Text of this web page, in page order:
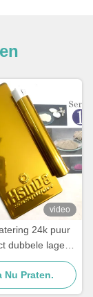
video
24k puur
dubbele lagen
voor luxe
Nu Praten.